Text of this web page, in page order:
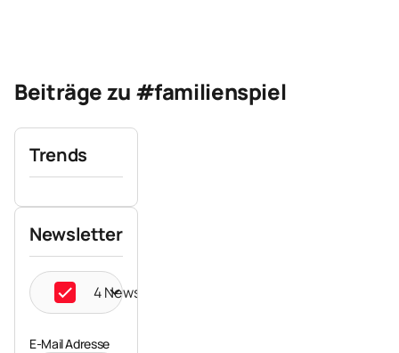
Beiträge zu #familienspiel
Trends
Newsletter
4 Newsletter ausgewählt
E-Mail Adresse